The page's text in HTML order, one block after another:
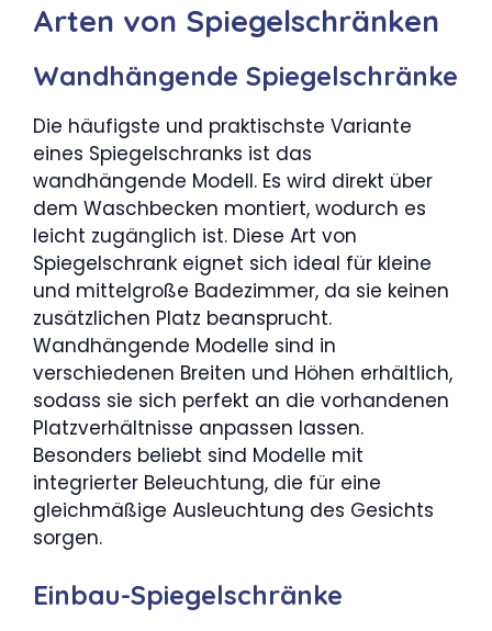
Arten von Spiegelschränken
Wandhängende Spiegelschränke
Die häufigste und praktischste Variante
eines Spiegelschranks ist das
wandhängende Modell. Es wird direkt über
dem Waschbecken montiert, wodurch es
leicht zugänglich ist. Diese Art von
Spiegelschrank eignet sich ideal für kleine
und mittelgroße Badezimmer, da sie keinen
zusätzlichen Platz beansprucht.
Wandhängende Modelle sind in
verschiedenen Breiten und Höhen erhältlich,
sodass sie sich perfekt an die vorhandenen
Platzverhältnisse anpassen lassen.
Besonders beliebt sind Modelle mit
integrierter Beleuchtung, die für eine
gleichmäßige Ausleuchtung des Gesichts
sorgen.
Einbau-Spiegelschränke